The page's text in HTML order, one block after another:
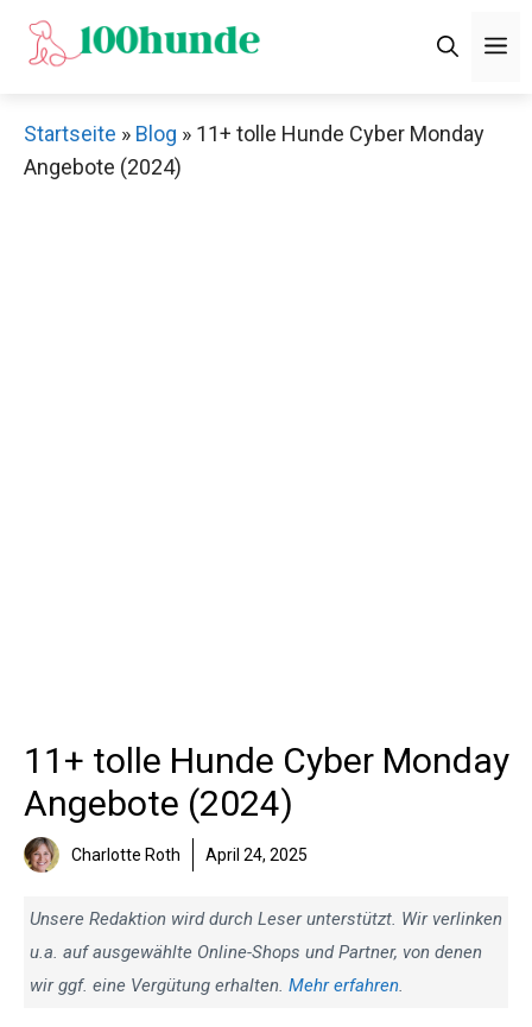
Zum
Inhalt
Startseite » Blog » 11+ tolle Hunde Cyber Monday
Angebote (2024)
11+ tolle Hunde Cyber Monday
Angebote (2024)
Charlotte Roth April 24, 2025
Unsere Redaktion wird durch Leser unterstützt. Wir verlinken
u.a. auf ausgewählte Online-Shops und Partner, von denen
wir ggf. eine Vergütung erhalten. Mehr erfahren.